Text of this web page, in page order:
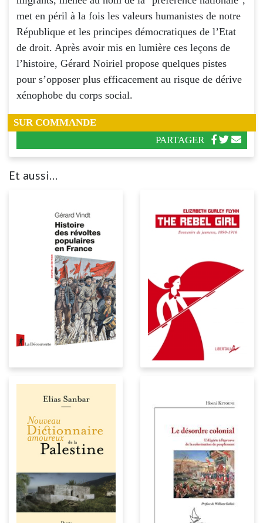
met en péril à la fois les valeurs humanistes de notre
République et les principes démocratiques de l’Etat
de droit. Après avoir mis en lumière ces leçons de
l’histoire, Gérard Noiriel propose quelques pistes
pour s’opposer plus efficacement au risque de dérive
xénophobe du corps social.
SUR COMMANDE
PARTAGER
Et aussi...